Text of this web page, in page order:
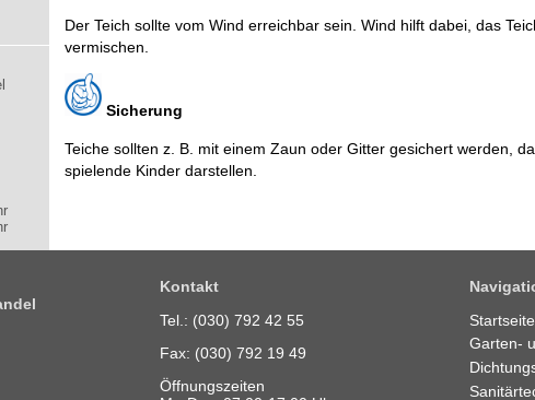
Der Teich sollte vom Wind erreichbar sein. Wind hilft dabei, das
vermischen.
Sicherung
Teiche sollten z. B. mit einem Zaun oder Gitter gesichert werden,
spielende Kinder darstellen.
Kontakt
Tel.: (030) 792 42 55
Fax: (030) 792 19 49
Öffnungszeiten
Startseite
Garten-